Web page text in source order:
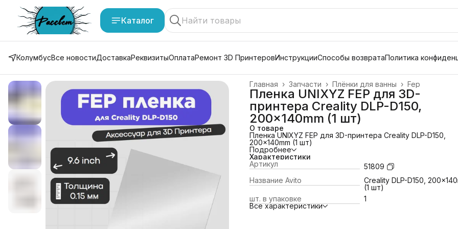
Каталог
КолумбусВсе новостиДоставкаРеквизитыОплатаРемонт 3D ПринтеровИнструкцииСпособы возвратаПолитика
Fep
Плёнки для ванны ›
Запчасти ›
Главная ›
Пленка UNIXYZ FEP для 3D-
принтера Creality DLP-D150,
200x140mm (1 шт)
О товаре
Пленка UNIXYZ FEP для 3D-принтера Creality DLP-D150,
200x140mm (1 шт)
Подробнее
Характеристики
Артикул
51809
Название Avito
Creality DLP-D150,
(1 шт)
шт. в упаковке
1
Все характеристики